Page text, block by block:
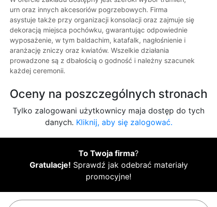
urn oraz innych akcesoriów pogrzebowych. Firma
asystuje także przy organizacji konsolacji oraz zajmuje się
dekoracją miejsca pochówku, gwarantując odpowiednie
wyposażenie, w tym baldachim, katafalk, nagłośnienie i
aranżację zniczy oraz kwiatów. Wszelkie działania
prowadzone są z dbałością o godność i należny szacunek
każdej ceremonii.
Oceny na poszczególnych stronach
Tylko zalogowani użytkownicy maja dostęp do tych
danych. Kliknij, aby się zalogować.
To Twoja firma?
Gratulacje! Sprawdź jak odebrać materiały
promocyjne!